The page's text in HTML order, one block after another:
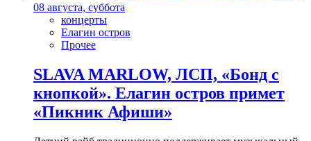
08 августа, суббота
концерты
Елагин остров
Прочее
SLAVA MARLOW, ЛСП, «Бонд с
кнопкой». Елагин остров примет
«Пикник Афиши»